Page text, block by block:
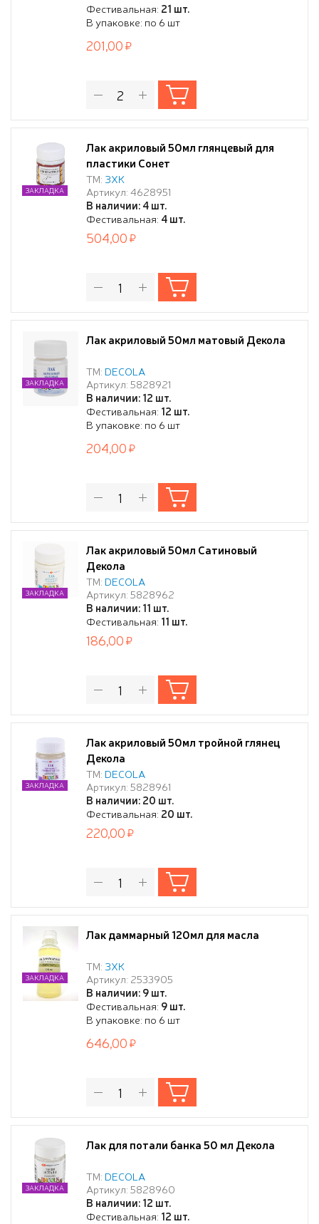
Фестивальная: 21 шт.
В упаковке: по 6 шт
201,00
Лак акриловый 50мл глянцевый для
пластики Сонет
ТМ: ЗХК
Артикул: 4628951
В наличии: 4 шт.
Фестивальная: 4 шт.
ЗАКЛАДКА
504,00
Лак акриловый 50мл матовый Декола
ТМ: DECOLA
Артикул: 5828921
В наличии: 12 шт.
Фестивальная: 12 шт.
В упаковке: по 6 шт
ЗАКЛАДКА
204,00
Лак акриловый 50мл Сатиновый
Декола
ТМ: DECOLA
Артикул: 5828962
В наличии: 11 шт.
Фестивальная: 11 шт.
ЗАКЛАДКА
186,00
Лак акриловый 50мл тройной глянец
Декола
ТМ: DECOLA
Артикул: 5828961
В наличии: 20 шт.
Фестивальная: 20 шт.
ЗАКЛАДКА
220,00
Лак даммарный 120мл для масла
ТМ: ЗХК
Артикул: 2533905
В наличии: 9 шт.
Фестивальная: 9 шт.
В упаковке: по 6 шт
ЗАКЛАДКА
646,00
Лак для потали банка 50 мл Декола
ТМ: DECOLA
Артикул: 5828960
В наличии: 12 шт.
Фестивальная: 12 шт.
ЗАКЛАДКА